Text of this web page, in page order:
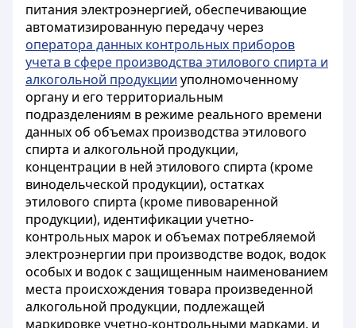
питания электроэнергией, обеспечивающие
автоматизированную передачу через
оператора данных контрольных приборов
учета в сфере производства этилового спирта и
алкогольной продукции уполномоченному
органу и его территориальным
подразделениям в режиме реального времени
данных об объемах производства этилового
спирта и алкогольной продукции,
концентрации в ней этилового спирта (кроме
винодельческой продукции), остатках
этилового спирта (кроме пивоваренной
продукции), идентификации учетно-
контрольных марок и объемах потребляемой
электроэнергии при производстве водок, водок
особых и водок с защищенным наименованием
места происхождения товара произведенной
алкогольной продукции, подлежащей
маркировке учетно-контрольными марками, и